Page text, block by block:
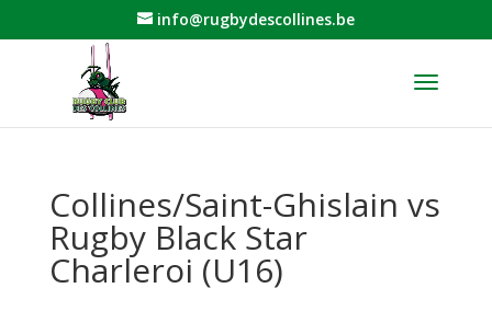
info@rugbydescollines.be
Collines/Saint-Ghislain vs
Rugby Black Star
Charleroi (U16)